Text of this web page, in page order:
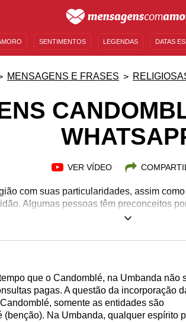
SENTIMENTOS LEGENDAS DATAS
MENSAGENS E FRASES
VER VÍDEO
com suas particularidades, assim
Algumas pessoas têm preconceitos
Veja aqui alguns dos significados
que o Candomblé, na Umbanda não
pagas. A questão da incorporação
somente as entidades são
(benção). Na Umbanda, qualquer espírito